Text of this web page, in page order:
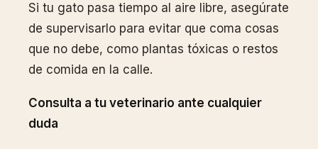
Si tu gato pasa tiempo al aire libre, asegúrate
de supervisarlo para evitar que coma cosas
que no debe, como plantas tóxicas o restos
de comida en la calle.
Consulta a tu veterinario ante cualquier
duda